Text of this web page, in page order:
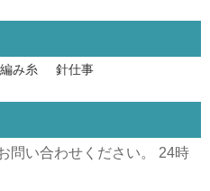
み糸
針仕事
問い合わせください。 24時